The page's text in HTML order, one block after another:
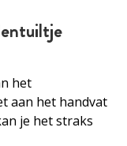
het
aan het handvat
je het straks